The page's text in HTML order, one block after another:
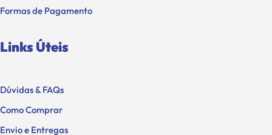
Formas de Pagamento
Links Úteis
Dúvidas & FAQs
Como Comprar
Envio e Entregas